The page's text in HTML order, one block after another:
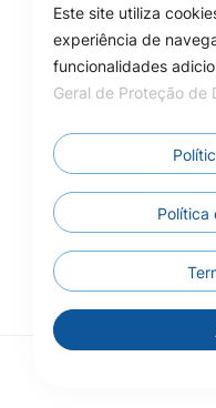
Rua das Adálias, nº
Câmara
Este site utiliza
experiência de
funcionalidades
Geral de Proteção de
Política